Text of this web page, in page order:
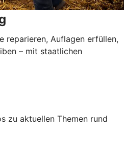
reparieren, Auflagen erfüllen,
– mit staatlichen
zu aktuellen Themen rund